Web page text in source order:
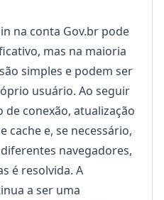
na conta Gov.br pode
mas na maioria
simples e podem ser
usuário. Ao seguir
de conexão, atualização
cache e, se necessário,
navegadores,
é resolvida. A
a ser uma